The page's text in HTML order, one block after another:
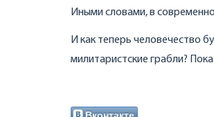
Иными словами, в
И как теперь человечество
милитаристские грабли?
Вконтакте